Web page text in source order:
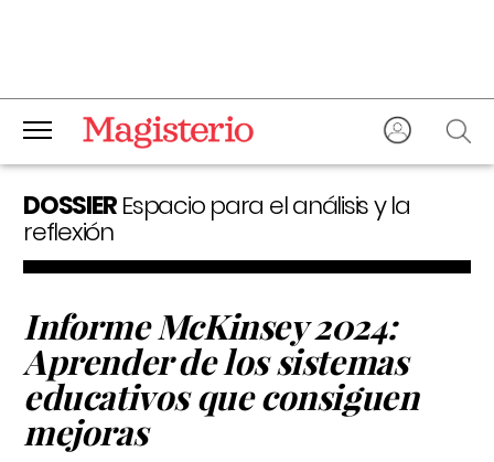
DOSSIEREspacio para el análisis y la
reflexión
Informe McKinsey 2024:
Aprender de los sistemas
educativos que consiguen
mejoras